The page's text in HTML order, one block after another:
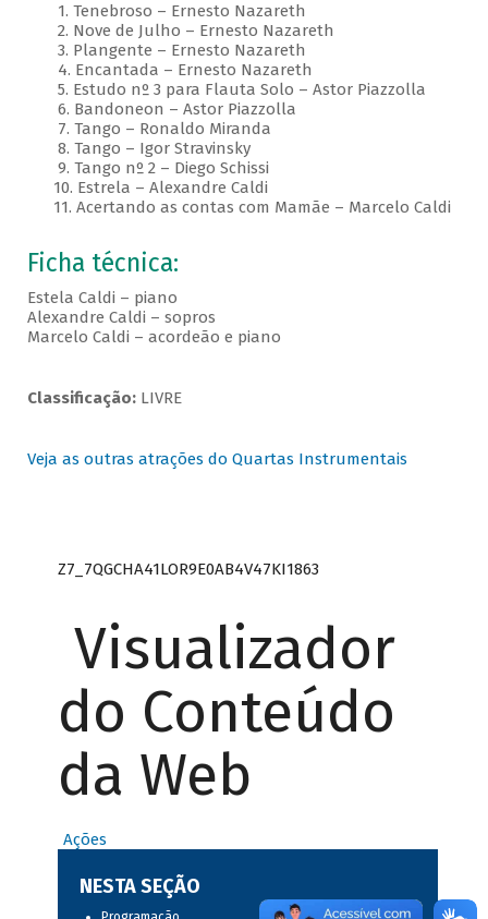
1. Tenebroso – Ernesto Nazareth
2. Nove de Julho – Ernesto Nazareth
3. Plangente – Ernesto Nazareth
4. Encantada – Ernesto Nazareth
5. Estudo nº 3 para Flauta Solo – Astor Piazzolla
6. Bandoneon – Astor Piazzolla
7. Tango – Ronaldo Miranda
8. Tango – Igor Stravinsky
9. Tango nº 2 – Diego Schissi
10. Estrela – Alexandre Caldi
11. Acertando as contas com Mamãe – Marcelo Caldi
Ficha técnica:
Estela Caldi – piano
Alexandre Caldi – sopros
Marcelo Caldi – acordeão e piano
Classificação:LIVRE
Veja as outras atrações do Quartas Instrumentais
Z7_7QGCHA41LOR9E0AB4V47KI1863
Visualizador
do Conteúdo
da Web
Ações
NESTA SEÇÃO